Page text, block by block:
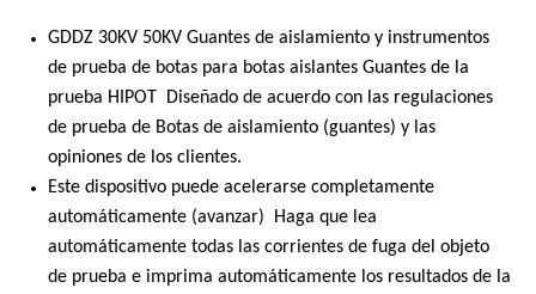
GDDZ 30KV 50KV Guantes de aislamiento y instrumentos
de prueba de botas para botas aislantes Guantes de la
prueba HIPOT Diseñado de acuerdo con las regulaciones
de prueba de Botas de aislamiento (guantes) y las
opiniones de los clientes.
Este dispositivo puede acelerarse completamente
automáticamente (avanzar) Haga que lea
automáticamente todas las corrientes de fuga del objeto
de prueba e imprima automáticamente los resultados de la